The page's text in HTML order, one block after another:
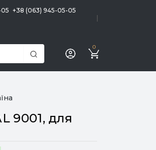
+38 (063) 945-05-05
0
9001, для